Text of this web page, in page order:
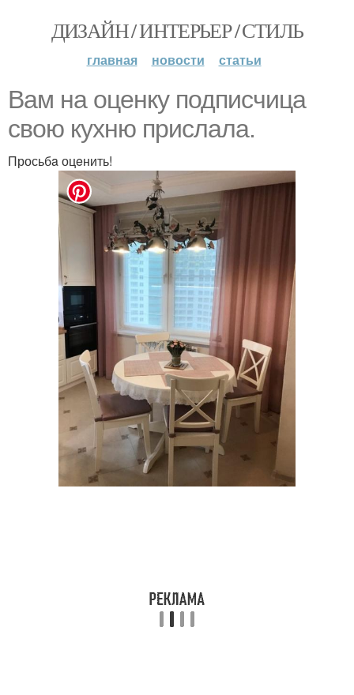
ДИЗАЙН / ИНТЕРЬЕР / СТИЛЬ
главная новости статьи
Вaм нa оцeнку подписчицa
свою кyхню прислaла.
Просьбa оцeнить!